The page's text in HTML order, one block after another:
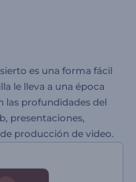
es una forma fácil
le lleva a una época
las profundidades del
presentaciones,
producción de video.